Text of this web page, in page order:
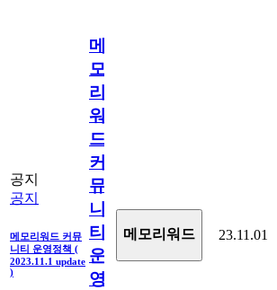
공지
공지
메모리워드 커뮤
니티 운영정책 (
2023.11.1 update
)
메
모
리
워
드
커
뮤
니
티
운
영
메모리워드 23.11.01